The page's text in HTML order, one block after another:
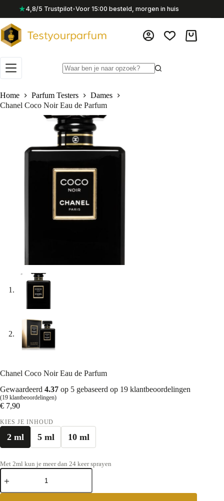
inhoud
★4,8/5 Trustpilot•Voor 15:00 besteld, morgen in huis
Home
Parfum Testers
Dames
Chanel Coco Noir Eau de Parfum
Chanel Coco Noir Eau de Parfum
Gewaardeerd 4.37 op 5 gebaseerd op 19 klantbeoordelingen
(19 klantbeoordelingen)
€ 7,90
KIES JE INHOUD
2 ml 5 ml 10 ml
Met 2ml kun je meer dan 24 keer sprayen
Chanel
Coco
Eau